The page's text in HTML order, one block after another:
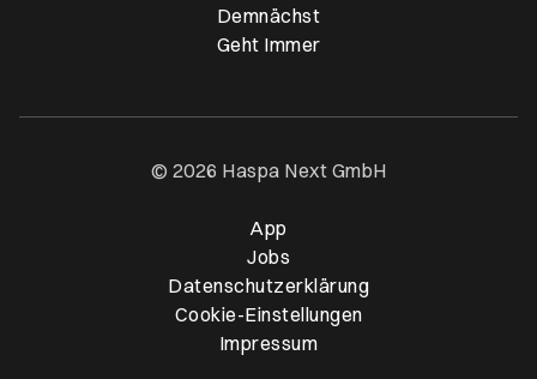
Demnächst
Geht Immer
© 2026 Haspa Next GmbH
App
Jobs
Datenschutzerklärung
Cookie-Einstellungen
Impressum